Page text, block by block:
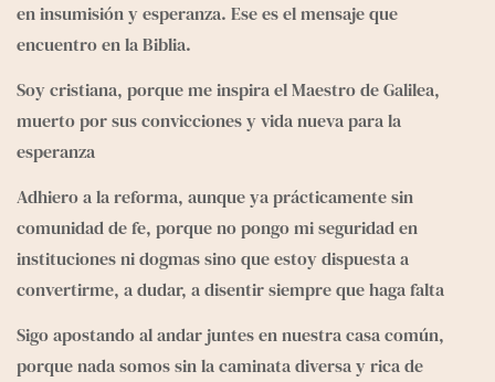
en insumisión y esperanza. Ese es el mensaje que
encuentro en la Biblia.
Soy cristiana, porque me inspira el Maestro de Galilea,
muerto por sus convicciones y vida nueva para la
esperanza
Adhiero a la reforma, aunque ya prácticamente sin
comunidad de fe, porque no pongo mi seguridad en
instituciones ni dogmas sino que estoy dispuesta a
convertirme, a dudar, a disentir siempre que haga falta
Sigo apostando al andar juntes en nuestra casa común,
porque nada somos sin la caminata diversa y rica de